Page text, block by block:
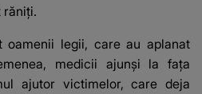
răniți.
legii, care au aplanat
medicii ajunși la fața
ajutor victimelor, care deja